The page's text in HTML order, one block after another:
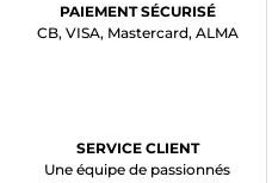
PAIEMENT SÉCURISÉ
CB, VISA, Mastercard, ALMA
SERVICE CLIENT
Une équipe de passionnés